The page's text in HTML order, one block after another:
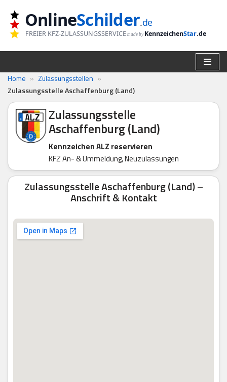
Zum
Inhalt
springen
OnlineSchilder.de
FREIER KFZ-ZULASSUNGSSERVICE made by KennzeichenStar.de
Home » Zulassungsstellen »
Zulassungsstelle Aschaffenburg (Land)
Zulassungsstelle
Aschaffenburg (Land)
Kennzeichen ALZ reservieren
KFZ An- & Ummeldung, Neuzulassungen
Zulassungsstelle Aschaffenburg (Land) –
Anschrift & Kontakt